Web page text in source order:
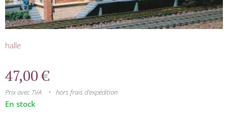
halle
47,00€
Prix avec TVA hors frais d'expédition
En stock